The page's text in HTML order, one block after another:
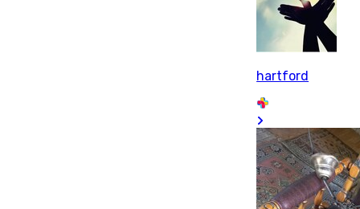
hartford